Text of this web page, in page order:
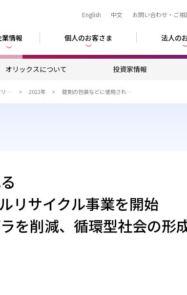
English 中文 お問い合わせ・ご相
業情報 個人のお客さま 法人の
オリックスについて 投資家情報
ニュースリリース（オリックスグループ） 2022年 錠剤の包装などに使用される 「PTPシート」のマテリアルリサイクル事業を開始
リサイクル事業を開始
を削減、循環型社会の形